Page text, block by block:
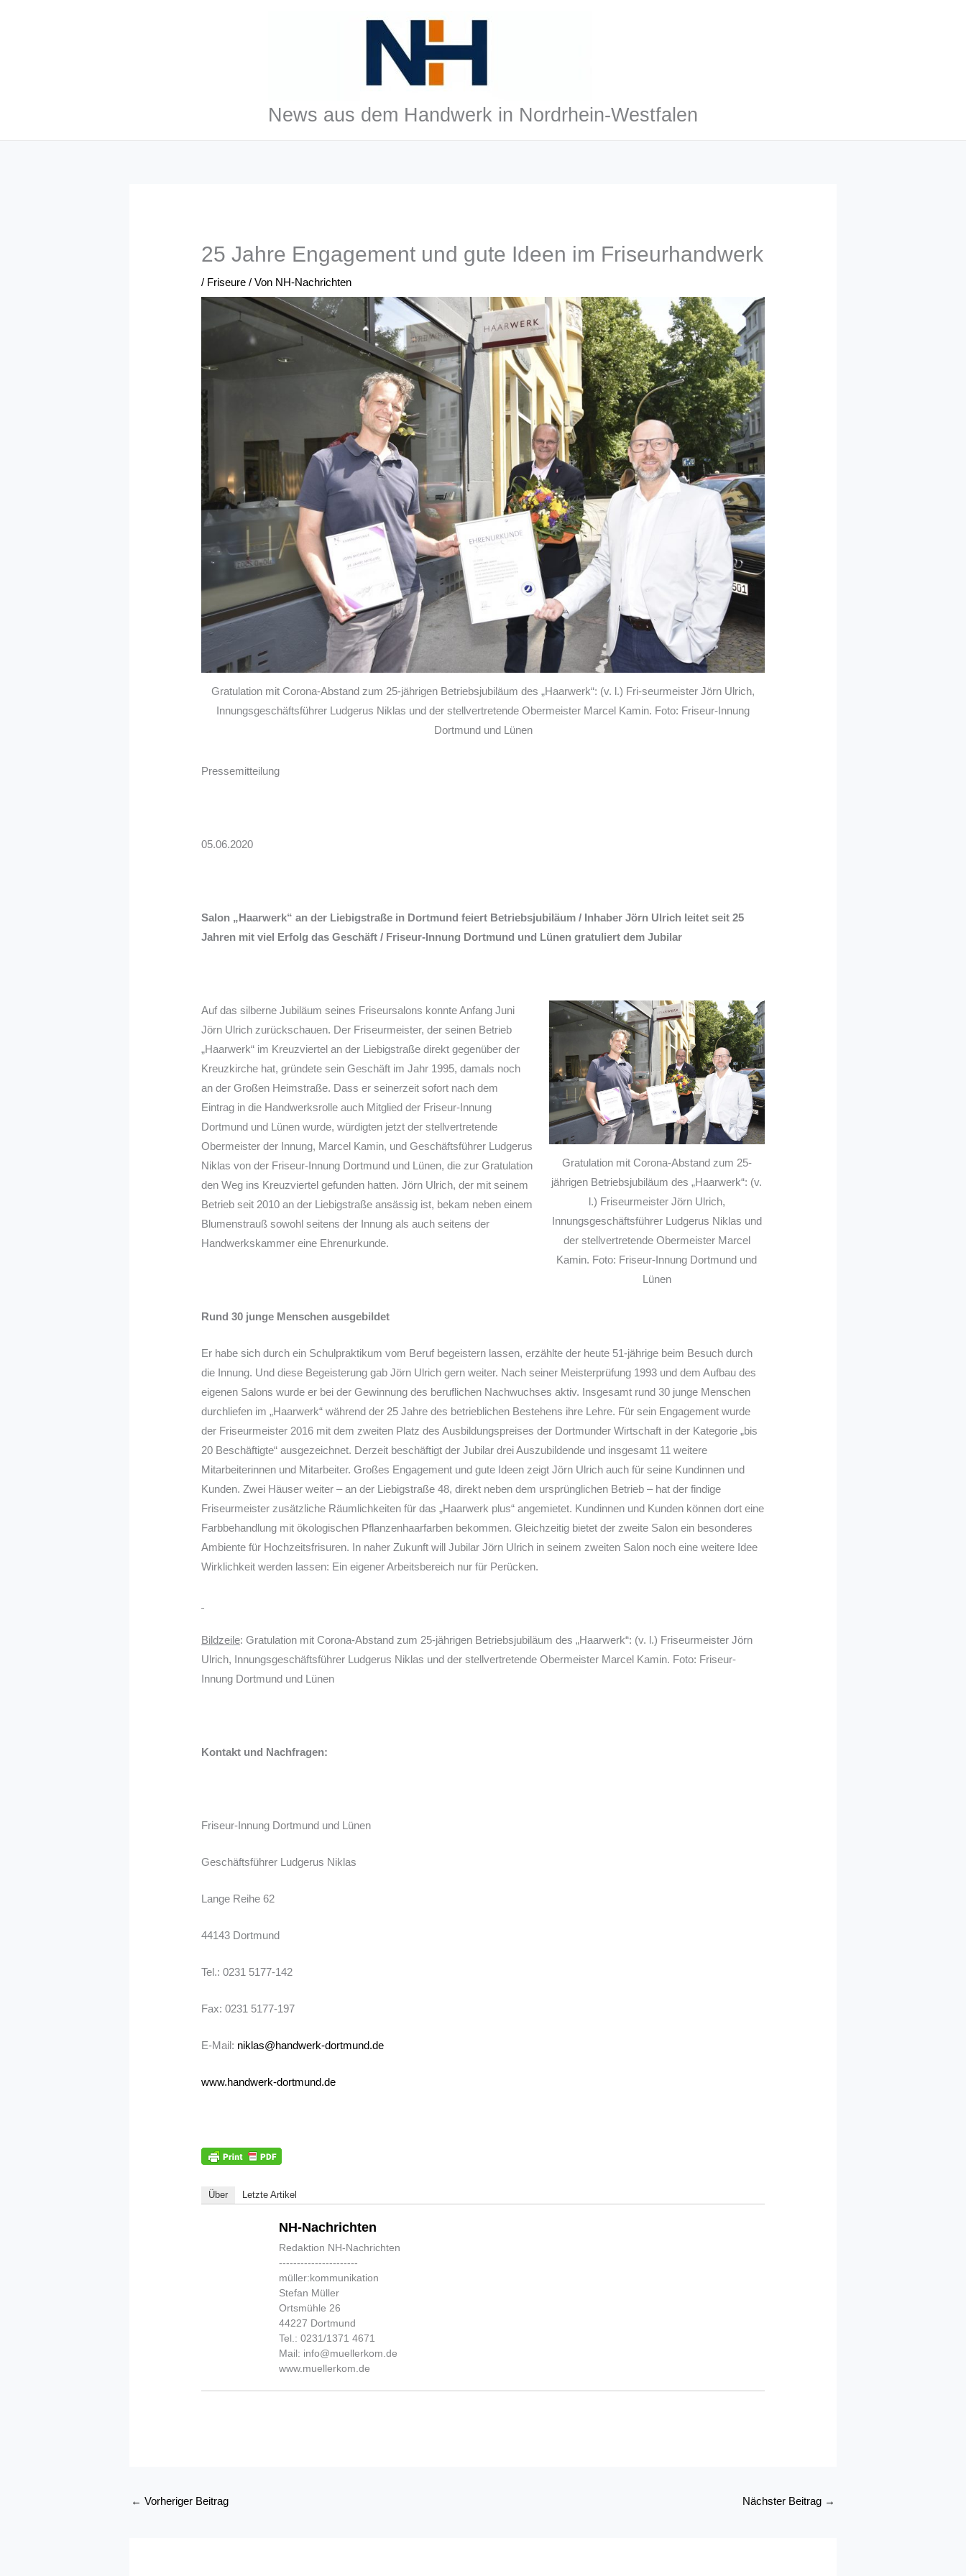
News aus dem Handwerk in Nordrhein-Westfalen
25 Jahre Engagement und gute Ideen im Friseurhandwerk
/ Friseure / Von NH-Nachrichten
Gratulation mit Corona-Abstand zum 25-jährigen Betriebsjubiläum des „Haarwerk“: (v. l.) Fri-seurmeister Jörn Ulrich,
Innungsgeschäftsführer Ludgerus Niklas und der stellvertretende Obermeister Marcel Kamin. Foto: Friseur-Innung
Dortmund und Lünen
Pressemitteilung
05.06.2020
Salon „Haarwerk“ an der Liebigstraße in Dortmund feiert Betriebsjubiläum / Inhaber Jörn Ulrich leitet seit 25
Jahren mit viel Erfolg das Geschäft / Friseur-Innung Dortmund und Lünen gratuliert dem Jubilar
Gratulation mit Corona-Abstand zum 25-
jährigen Betriebsjubiläum des „Haarwerk“: (v.
l.) Friseurmeister Jörn Ulrich,
Innungsgeschäftsführer Ludgerus Niklas und
der stellvertretende Obermeister Marcel
Kamin. Foto: Friseur-Innung Dortmund und
Lünen
Auf das silberne Jubiläum seines Friseursalons konnte Anfang Juni
Jörn Ulrich zurückschauen. Der Friseurmeister, der seinen Betrieb
„Haarwerk“ im Kreuzviertel an der Liebigstraße direkt gegenüber der
Kreuzkirche hat, gründete sein Geschäft im Jahr 1995, damals noch
an der Großen Heimstraße. Dass er seinerzeit sofort nach dem
Eintrag in die Handwerksrolle auch Mitglied der Friseur-Innung
Dortmund und Lünen wurde, würdigten jetzt der stellvertretende
Obermeister der Innung, Marcel Kamin, und Geschäftsführer Ludgerus
Niklas von der Friseur-Innung Dortmund und Lünen, die zur Gratulation
den Weg ins Kreuzviertel gefunden hatten. Jörn Ulrich, der mit seinem
Betrieb seit 2010 an der Liebigstraße ansässig ist, bekam neben einem
Blumenstrauß sowohl seitens der Innung als auch seitens der
Handwerkskammer eine Ehrenurkunde.
Rund 30 junge Menschen ausgebildet
Er habe sich durch ein Schulpraktikum vom Beruf begeistern lassen, erzählte der heute 51-jährige beim Besuch durch
die Innung. Und diese Begeisterung gab Jörn Ulrich gern weiter. Nach seiner Meisterprüfung 1993 und dem Aufbau des
eigenen Salons wurde er bei der Gewinnung des beruflichen Nachwuchses aktiv. Insgesamt rund 30 junge Menschen
durchliefen im „Haarwerk“ während der 25 Jahre des betrieblichen Bestehens ihre Lehre. Für sein Engagement wurde
der Friseurmeister 2016 mit dem zweiten Platz des Ausbildungspreises der Dortmunder Wirtschaft in der Kategorie „bis
20 Beschäftigte“ ausgezeichnet. Derzeit beschäftigt der Jubilar drei Auszubildende und insgesamt 11 weitere
Mitarbeiterinnen und Mitarbeiter. Großes Engagement und gute Ideen zeigt Jörn Ulrich auch für seine Kundinnen und
Kunden. Zwei Häuser weiter – an der Liebigstraße 48, direkt neben dem ursprünglichen Betrieb – hat der findige
Friseurmeister zusätzliche Räumlichkeiten für das „Haarwerk plus“ angemietet. Kundinnen und Kunden können dort eine
Farbbehandlung mit ökologischen Pflanzenhaarfarben bekommen. Gleichzeitig bietet der zweite Salon ein besonderes
Ambiente für Hochzeitsfrisuren. In naher Zukunft will Jubilar Jörn Ulrich in seinem zweiten Salon noch eine weitere Idee
Wirklichkeit werden lassen: Ein eigener Arbeitsbereich nur für Perücken.
Bildzeile: Gratulation mit Corona-Abstand zum 25-jährigen Betriebsjubiläum des „Haarwerk“: (v. l.) Friseurmeister Jörn
Ulrich, Innungsgeschäftsführer Ludgerus Niklas und der stellvertretende Obermeister Marcel Kamin. Foto: Friseur-
Innung Dortmund und Lünen
Kontakt und Nachfragen:
Friseur-Innung Dortmund und Lünen
Geschäftsführer Ludgerus Niklas
Lange Reihe 62
44143 Dortmund
Tel.: 0231 5177-142
Fax: 0231 5177-197
E-Mail: niklas@handwerk-dortmund.de
www.handwerk-dortmund.de
Über Letzte Artikel
NH-Nachrichten
Redaktion NH-Nachrichten
----------------------
müller:kommunikation
Stefan Müller
Ortsmühle 26
44227 Dortmund
Tel.: 0231/1371 4671
Mail: info@muellerkom.de
www.muellerkom.de
← Vorheriger Beitrag Nächster Beitrag →